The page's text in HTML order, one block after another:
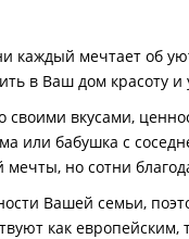
каждый мечтает об
в Ваш дом красоту и
своими вкусами,
или бабушка с
но сотни
Вашей семьи,
как европейским,